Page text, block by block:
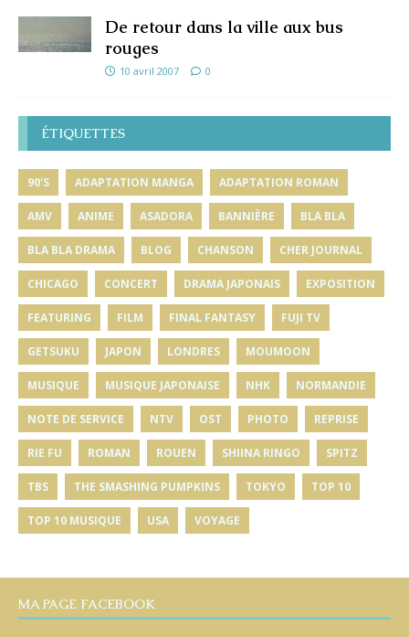
De retour dans la ville aux bus
rouges
10 avril 2007 0
ÉTIQUETTES
90'S ADAPTATION MANGA ADAPTATION ROMAN
AMV ANIME ASADORA BANNIÈRE BLA BLA
BLA BLA DRAMA BLOG CHANSON CHER JOURNAL
CHICAGO CONCERT DRAMA JAPONAIS EXPOSITION
FEATURING FILM FINAL FANTASY FUJI TV
GETSUKU JAPON LONDRES MOUMOON
MUSIQUE MUSIQUE JAPONAISE NHK NORMANDIE
NOTE DE SERVICE NTV OST PHOTO REPRISE
RIE FU ROMAN ROUEN SHIINA RINGO SPITZ
TBS THE SMASHING PUMPKINS TOKYO TOP 10
TOP 10 MUSIQUE USA VOYAGE
MA PAGE FACEBOOK